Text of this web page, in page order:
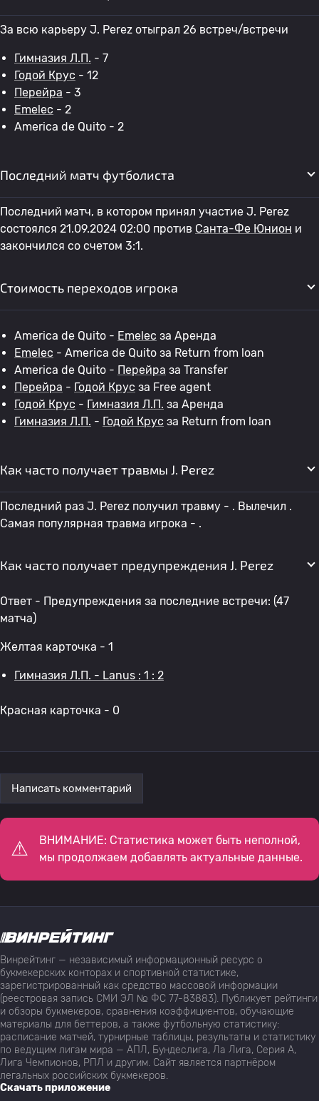
За всю карьеру J. Perez отыграл 26 встреч/встречи
Гимназия Л.П. - 7
Годой Крус - 12
Перейра - 3
Emelec - 2
America de Quito - 2
Последний матч футболиста
Последний матч, в котором принял участие J. Perez
состоялся 21.09.2024 02:00 против Санта-Фе Юнион и
закончился со счетом 3:1.
Стоимость переходов игрока
America de Quito - Emelec за Аренда
Emelec - America de Quito за Return from loan
America de Quito - Перейра за Transfer
Перейра - Годой Крус за Free agent
Годой Крус - Гимназия Л.П. за Аренда
Гимназия Л.П. - Годой Крус за Return from loan
Как часто получает травмы J. Perez
Последний раз J. Perez получил травму - . Вылечил .
Самая популярная травма игрока - .
Как часто получает предупреждения J. Perez
Ответ - Предупреждения за последние встречи: (47
матча)
Желтая карточка - 1
Гимназия Л.П. - Lanus : 1 : 2
Красная карточка - 0
Написать комментарий
ВНИМАНИЕ: Статистика может быть неполной,
мы продолжаем добавлять актуальные данные.
Винрейтинг — независимый информационный ресурс о
букмекерских конторах и спортивной статистике,
зарегистрированный как средство массовой информации
(реестровая запись СМИ ЭЛ № ФС 77-83883). Публикует рейтинги
и обзоры букмекеров, сравнения коэффициентов, обучающие
материалы для беттеров, а также футбольную статистику:
расписание матчей, турнирные таблицы, результаты и статистику
по ведущим лигам мира — АПЛ, Бундеслига, Ла Лига, Серия А,
Лига Чемпионов, РПЛ и другим. Сайт является партнёром
легальных российских букмекеров.
Скачать приложение